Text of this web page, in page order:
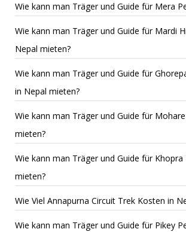
Wie kann man Träger und Guide für Mera
Wie kann man Träger und Guide für Mardi
Nepal mieten?
Wie kann man Träger und Guide für
in Nepal mieten?
Wie kann man Träger und Guide für
mieten?
Wie kann man Träger und Guide für Khopra
mieten?
Wie Viel Annapurna Circuit Trek Kosten in
Wie kann man Träger und Guide für Pikey